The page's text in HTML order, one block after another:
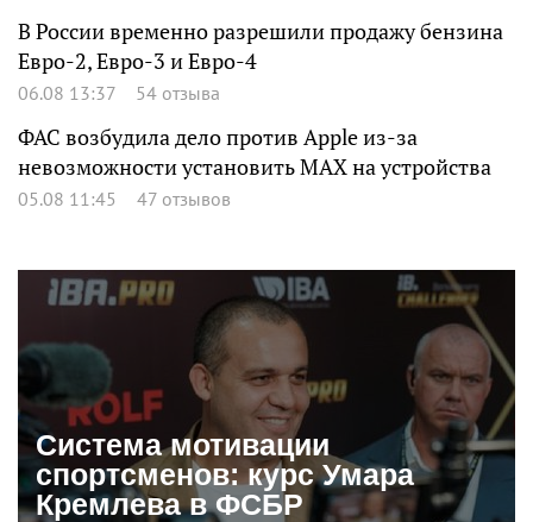
В России временно разрешили продажу бензина
Евро-2, Евро-3 и Евро-4
06.08 13:37 54 отзыва
ФАС возбудила дело против Apple из-за
невозможности установить MAX на устройства
05.08 11:45 47 отзывов
Система мотивации
спортсменов: курс Умара
Кремлева в ФСБР